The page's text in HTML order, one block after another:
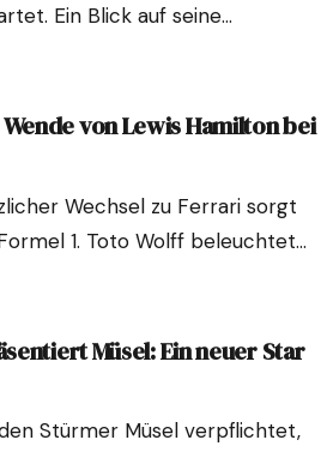
Ein Blick auf seine
von Lewis Hamilton bei
Wechsel zu Ferrari sorgt
1. Toto Wolff beleuchtet
Müsel: Ein neuer Star
Stürmer Müsel verpflichtet,